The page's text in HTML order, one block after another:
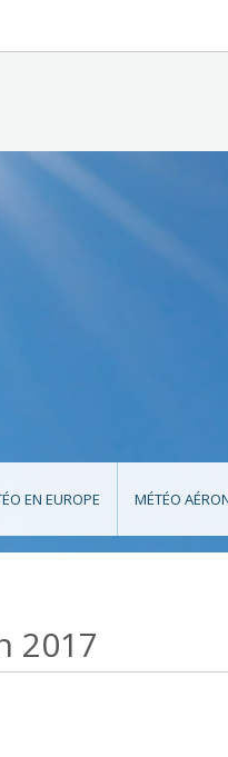
EN EUROPE MÉTÉO
2017